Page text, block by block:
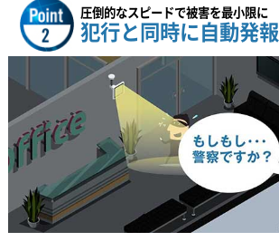
圧倒的なスピードで被害を最小限に
犯行と同時に自動発報